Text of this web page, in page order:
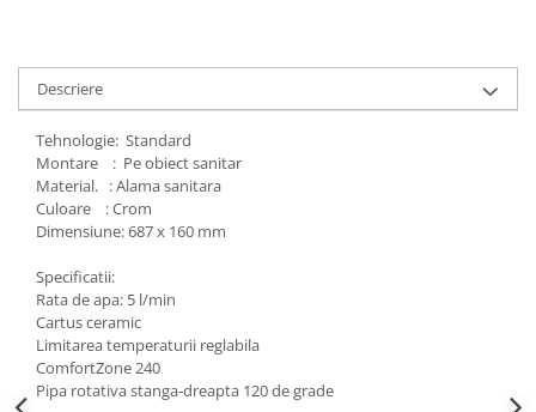
Descriere
Tehnologie: Standard
Montare : Pe obiect sanitar
Material. : Alama sanitara
Culoare : Crom
Dimensiune: 687 x 160 mm
Specificatii:
Rata de apa: 5 l/min
Cartus ceramic
Limitarea temperaturii reglabila
ComfortZone 240
Pipa rotativa stanga-dreapta 120 de grade